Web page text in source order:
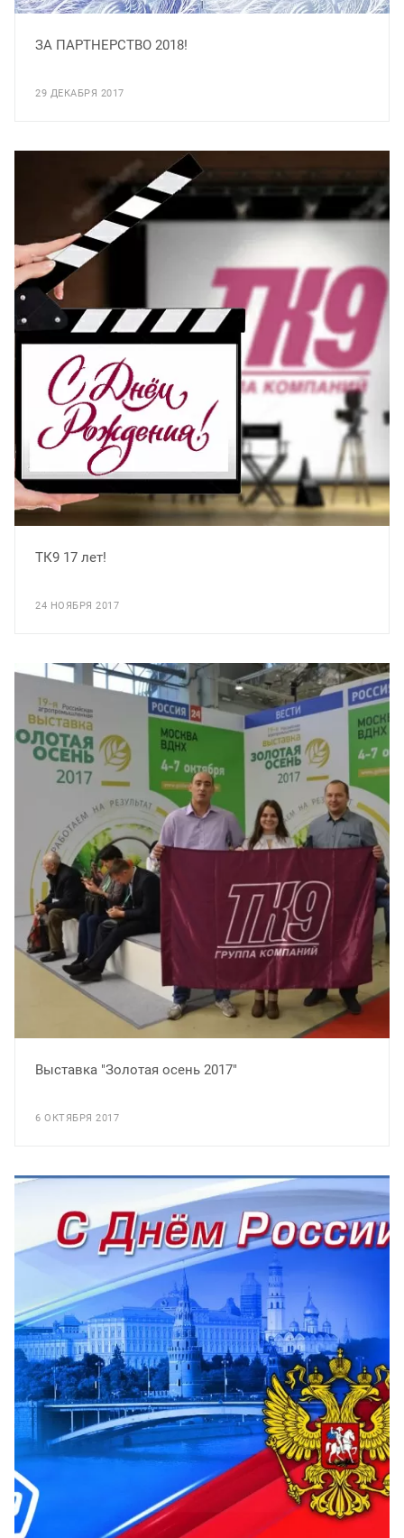
ЗА ПАРТНЕРСТВО 2018!
29 ДЕКАБРЯ 2017
ТК9 17 лет!
24 НОЯБРЯ 2017
Выставка "Золотая осень 2017"
6 ОКТЯБРЯ 2017